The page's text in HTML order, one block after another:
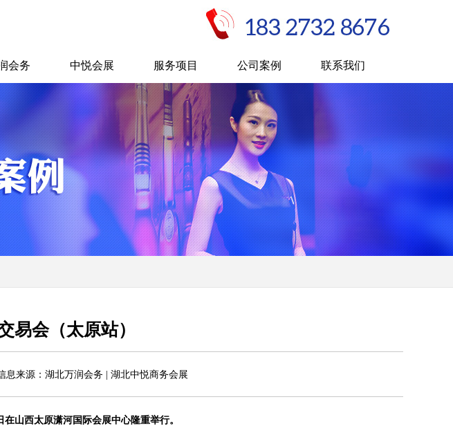
会务 中悦会展 服务项目 公司案例 联系我们
易会（太原站）
来源： 湖北万润会务 | 湖北中悦商务会展
山西太原潇河国际会展中心隆重举行。